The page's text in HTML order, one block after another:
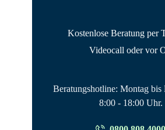
Kostenlose Beratung per
Videocall oder vor
Beratungshotline: Montag bis
8:00 - 18:00 Uhr.